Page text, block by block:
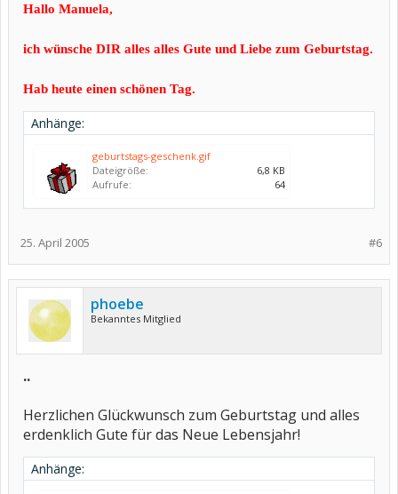
Hallo Manuela,
ich wünsche DIR alles alles Gute und Liebe zum Geburtstag.
Hab heute einen schönen Tag.
Anhänge:
geburtstags-geschenk.gif
Dateigröße:
6,8 KB
Aufrufe:
64
#6
25. April 2005
phoebe
Bekanntes Mitglied
..
Herzlichen Glückwunsch zum Geburtstag und alles
erdenklich Gute für das Neue Lebensjahr!
Anhänge: